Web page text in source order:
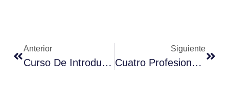
Anterior
Curso De Introducción Al Mundo Del Café – Últimas Plazas
Siguiente
Cuatro Profesionales Españoles Se Graduan En QGrader